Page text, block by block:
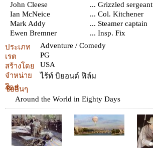
John Cleese
... Grizzled sergeant
Ian McNeice
... Col. Kitchener
Mark Addy
... Steamer captain
Ewen Bremner
... Insp. Fix
ประเภท
Adventure / Comedy
เรต
PG
สร้างโดย
USA
จำหน่าย
โดย
ไร้ท์ บิยอนด์ ฟิล์ม
ชื่ออื่นๆ
Around the World in Eighty Days